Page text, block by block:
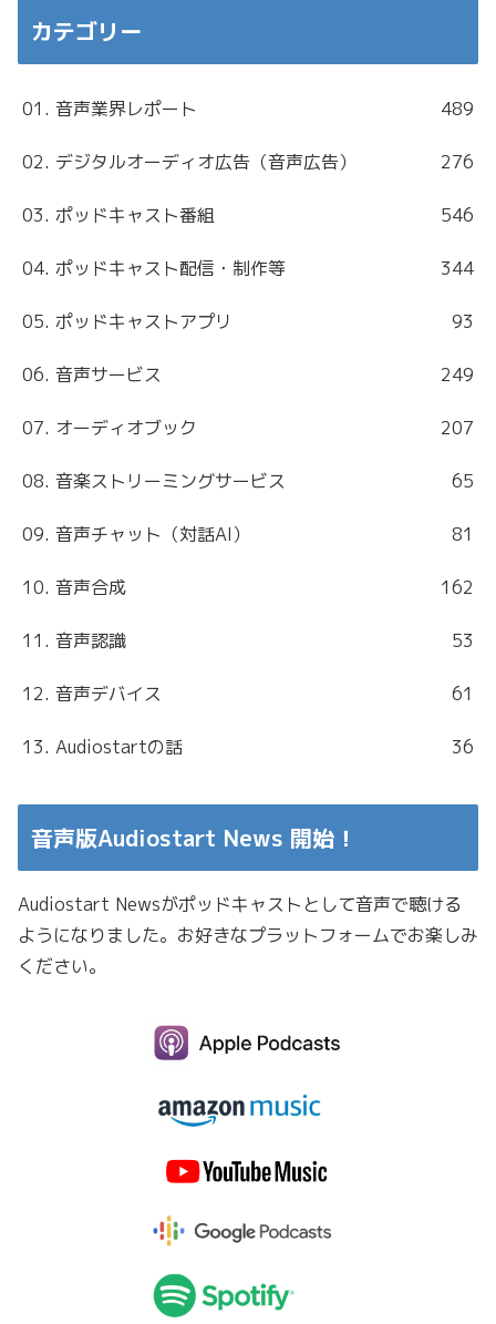
カテゴリー
01. 音声業界レポート 489
02. デジタルオーディオ広告（音声広告） 276
03. ポッドキャスト番組 546
04. ポッドキャスト配信・制作等 344
05. ポッドキャストアプリ 93
06. 音声サービス 249
07. オーディオブック 207
08. 音楽ストリーミングサービス 65
09. 音声チャット（対話AI） 81
10. 音声合成 162
11. 音声認識 53
12. 音声デバイス 61
13. Audiostartの話 36
音声版Audiostart News 開始！
Audiostart Newsがポッドキャストとして音声で聴ける
ようになりました。お好きなプラットフォームでお楽しみ
ください。